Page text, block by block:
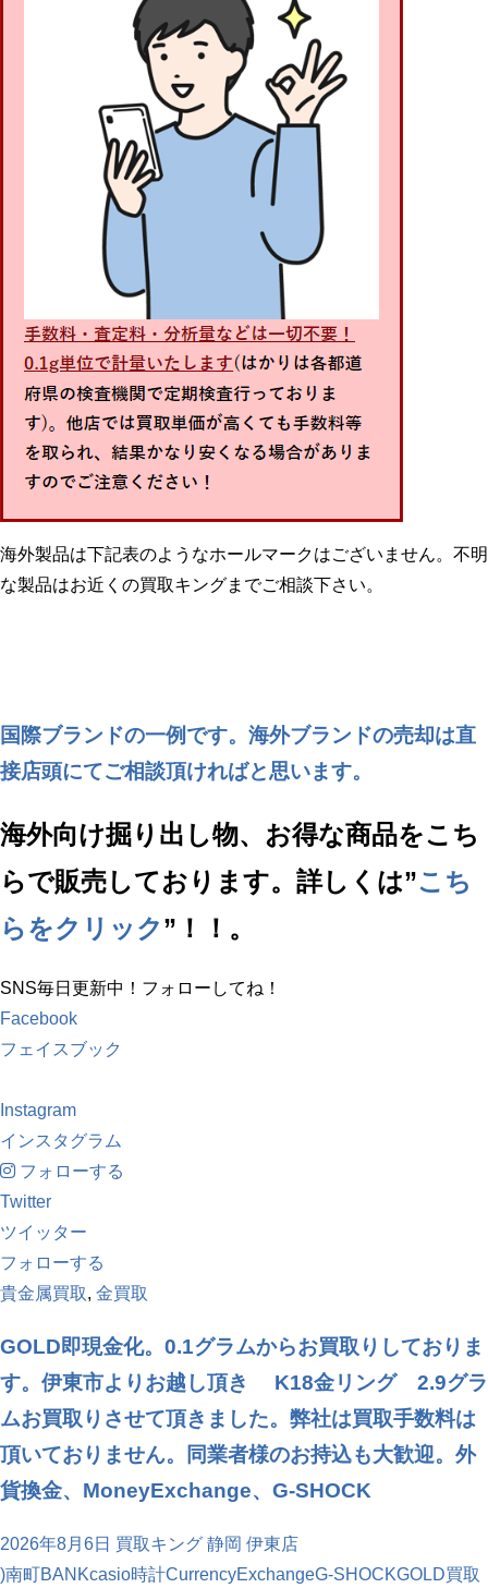
海外製品は下記表のようなホールマークはございません。不明
な製品はお近くの買取キングまでご相談下さい。
国際ブランドの一例です。海外ブランドの売却は直
接店頭にてご相談頂ければと思います。
海外向け掘り出し物、お得な商品をこち
らで販売しております。詳しくは”こち
らをクリック”！！。
SNS毎日更新中！フォローしてね！
Facebook
フェイスブック
Instagram
インスタグラム
フォローする
Twitter
ツイッター
フォローする
貴金属買取, 金買取
GOLD即現金化。0.1グラムからお買取りしておりま
す。伊東市よりお越し頂き K18金リング 2.9グラ
ムお買取りさせて頂きました。弊社は買取手数料は
頂いておりません。同業者様のお持込も大歓迎。外
貨換金、MoneyExchange、G-SHOCK
2026年8月6日 買取キング 静岡 伊東店
)南町BANKcasio時計CurrencyExchangeG-SHOCKGOLD買取